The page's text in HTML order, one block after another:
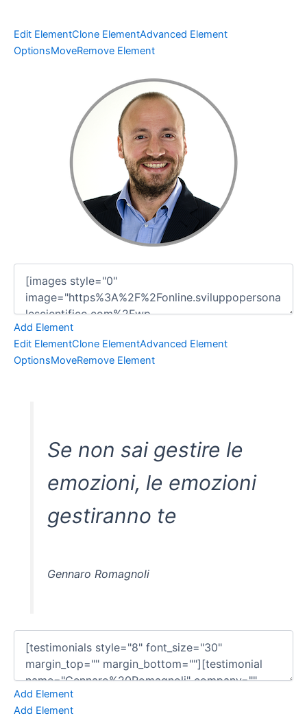
Edit ElementClone ElementAdvanced Element
OptionsMoveRemove Element
Add Element
Edit ElementClone ElementAdvanced Element
OptionsMoveRemove Element
Se non sai gestire le
emozioni, le emozioni
gestiranno te
Gennaro Romagnoli
Add Element
Add Element